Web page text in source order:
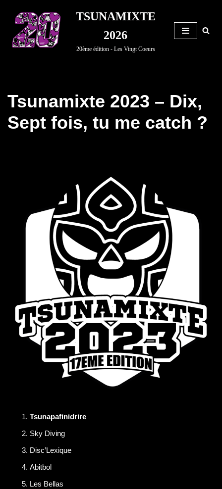
Aller
au
contenu
TSUNAMIXTE
2026
20ème édition - Les Vingt Coeurs
Tsunamixte 2023 – Dix,
Sept fois, tu me catch ?
Tsunapafinidrire
Sky Diving
Disc’Lexique
Abitbol
Les Bellas